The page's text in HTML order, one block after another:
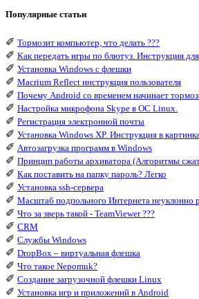
Популярные статьи
✐ Тормозит компьютер, что делать ???
✐ Как передать игры по блютуз. Инструкция
✐ Установка Windows с флешки
✐ Macrium Reflect инструкция пользователя
✐ Почему Android со временем начинает
✐ Настройка микрофона Skype в ОС Linux.
✐ Регистрация электронной почты
✐ Установка Windows XP. Инструкция в
✐ Автозагрузка программ в Windows
✐ Принцип работы архиватора (Алгоритмы
✐ Как поставить на папку пароль? Легко
✐ Установка ssh-сервера
✐ Масштаб подпольного Интернета неуклонно
✐ Что за зверь такой - TeamViewer ???
✐ CRM
✐ Службы Windows
✐ DropBox – виртуальная флешка
✐ Что такое Nepomuk?
✐ Создание загрузочной флешки Linux
✐ Установка игр и приложений в Android